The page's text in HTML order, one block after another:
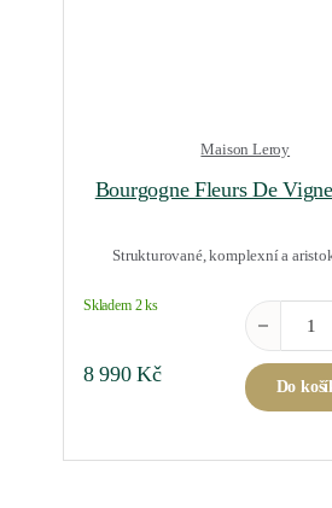
Maison Leroy
Bourgogne Fleurs De
Strukturované, komplexní a
Skladem 2 ks
8 990Kč
Do